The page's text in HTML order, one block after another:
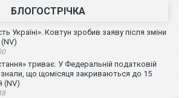
БЛОГОСТРІЧКА
Україні». Ковтун зробив заяву після зміни
триває. У Федеральній податковій
що щомісяця закриваються до 15
(NV)